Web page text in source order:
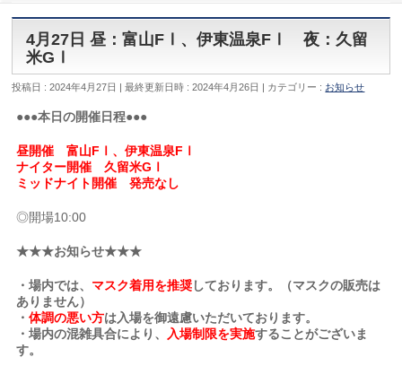
4月27日 昼：富山FⅠ、伊東温泉FⅠ 夜：久留
米GⅠ
投稿日 : 2024年4月27日 最終更新日時 : 2024年4月26日 カテゴリー : お知らせ
●●●本日の開催日程●●●
昼開催 富山FⅠ、伊東温泉FⅠ
ナイター開催 久留米GⅠ
ミッドナイト開催 発売なし
◎開場10:00
★★★お知らせ★★★
・場内では、 マスク着用を推奨しております。（マスクの販売は
ありません）
・体調の悪い方は入場を御遠慮いただいております。
・場内の混雑具合により、
入場制限を実施することがございま
す。